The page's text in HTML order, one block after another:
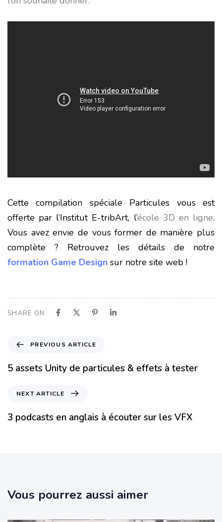
Cette compilation spéciale Particules vous est
offerte par l’Institut E-tribArt, l’école 3D en ligne.
Vous avez envie de vous former de manière plus
complète
? Retrouvez les détails de notre
formation Game Design sur notre site web !
SHARE ON
PREVIOUS ARTICLE
5 assets Unity de particules & effets à tester
NEXT ARTICLE
3 podcasts en anglais à écouter sur les VFX
Vous pourrez aussi aimer